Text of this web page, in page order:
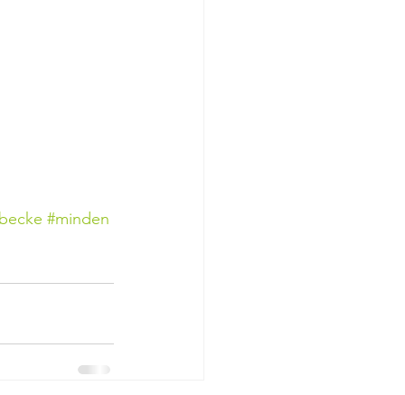
#minden